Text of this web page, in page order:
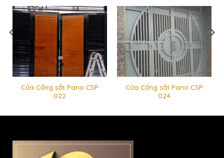
Cửa Cổng sắt Pano CSP
022
Cửa Cổng sắt Pano CSP
024